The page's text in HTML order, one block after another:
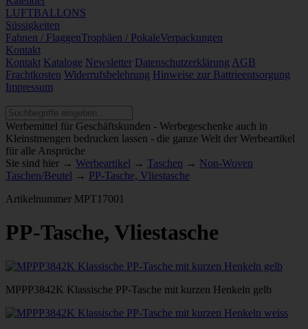
LUFTBALLONS
Süssigkeiten
Fahnen / FlaggenTrophäen / PokaleVerpackungen
Kontakt
Kontakt Kataloge Newsletter Datenschutzerklärung AGB
Frachtkosten Widerrufsbelehrung Hinweise zur Battrieentsorgung
Impressum
Werbemittel für Geschäftskunden - Werbegeschenke auch in
Kleinstmengen bedrucken lassen - die ganze Welt der Werbeartikel
für alle Ansprüche
Sie sind hier → Werbeartikel → Taschen → Non-Woven
Taschen/Beutel → PP-Tasche, Vliestasche
Artikelnummer MPT17001
PP-Tasche, Vliestasche
MPPP3842K Klassische PP-Tasche mit kurzen Henkeln gelb